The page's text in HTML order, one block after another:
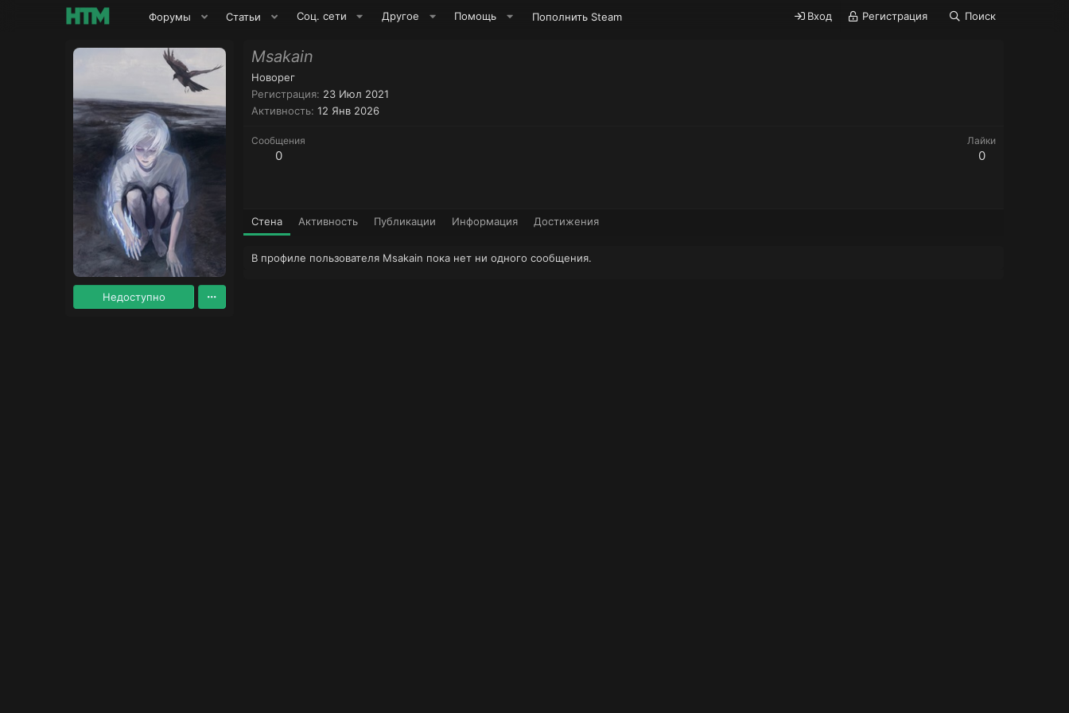
Форумы Статьи Соц. сети Другое Помощь Пополнить Steam Вход Регистрация Поиск
Недоступно
Msakain
Новорег
Регистрация 23 Июл 2021
Активность 12 Янв 2026
Сообщения
0
Лайки
0
Стена Активность Публикации Информация Достижения
В профиле пользователя Msakain пока нет ни одного сообщения.